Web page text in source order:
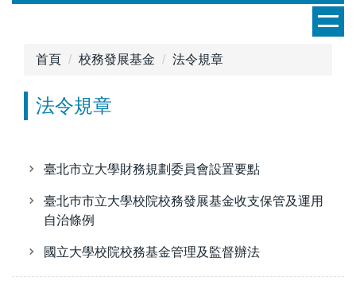
首頁 校務發展基金 法令規章
法令規章
臺北市立大學財務規劃委員會設置要點
臺北巿市立大學校院校務發展基金收支保管及運用
自治條例
國立大學校院校務基金管理及監督辦法